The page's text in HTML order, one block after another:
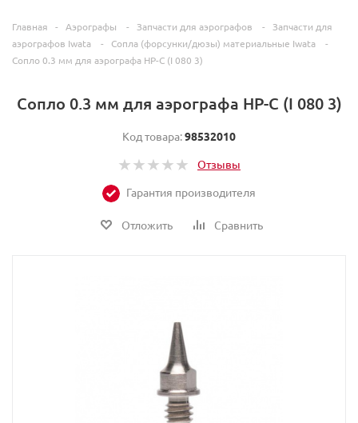
Главная - Аэрографы - Запчасти для аэрографов -
Запчасти для
аэрографов Iwata
- Сопла (форсунки/дюзы) материальные Iwata
-
Сопло 0.3 мм для аэрографа HP-C (I 080 3)
Сопло 0.3 мм для аэрографа HP-C (I 080 3)
Код товара:98532010
Отзывы
Гарантия производителя
Отложить Сравнить